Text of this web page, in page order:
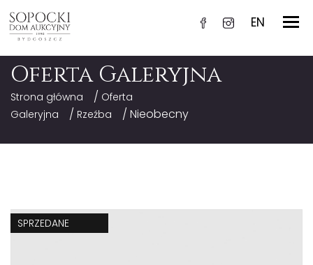
EN
Oferta Galeryjna
Strona główna / Oferta
Galeryjna
/ Rzeźba / Nieobecny
SPRZEDANE